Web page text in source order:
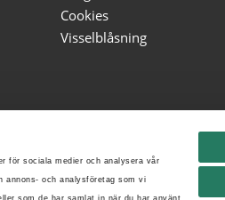
för sociala medier och analysera vår
annons- och analysföretag som vi
Cookies
Visselblåsning